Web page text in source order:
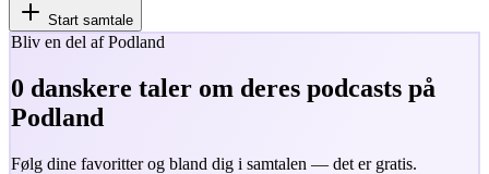
Start samtale
Bliv en del af Podland
0 danskere taler om deres podcasts på
Podland
Følg dine favoritter og bland dig i samtalen — det er gratis.